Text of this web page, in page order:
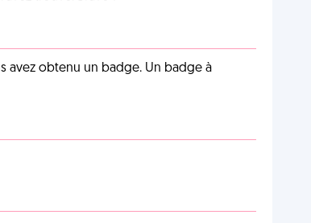
avez obtenu un badge. Un badge à